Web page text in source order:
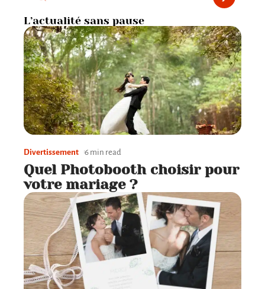
L’actualité sans pause
Divertissement 6 min read
Quel Photobooth choisir pour
votre mariage ?